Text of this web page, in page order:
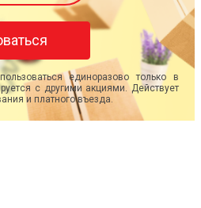
единоразово только в
с другими акциями. Действует
и платного въезда.